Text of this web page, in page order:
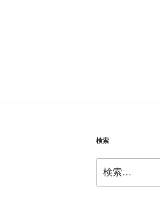
検索
索: